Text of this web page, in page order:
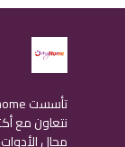
مجال الأدوات